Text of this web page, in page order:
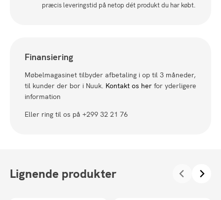
præcis leveringstid på netop dét produkt du har købt.
Finansiering
Møbelmagasinet tilbyder afbetaling i op til 3 måneder,
til kunder der bor i Nuuk. Kontakt os her for yderligere
information
Eller ring til os på +299 32 21 76
Lignende produkter